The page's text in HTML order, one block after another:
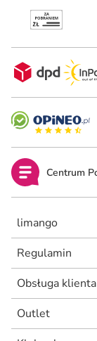
Centrum
limango
Regulamin
Obsługa klienta
Outlet